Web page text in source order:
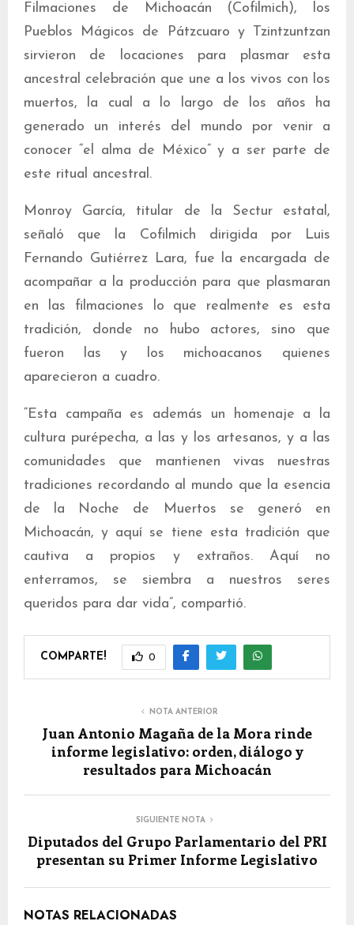
Filmaciones de Michoacán (Cofilmich), los
Pueblos Mágicos de Pátzcuaro y Tzintzuntzan
sirvieron de locaciones para plasmar esta
ancestral celebración que une a los vivos con los
muertos, la cual a lo largo de los años ha
generado un interés del mundo por venir a
conocer “el alma de México” y a ser parte de
este ritual ancestral.
Monroy García, titular de la Sectur estatal,
señaló que la Cofilmich dirigida por Luis
Fernando Gutiérrez Lara, fue la encargada de
acompañar a la producción para que plasmaran
en las filmaciones lo que realmente es esta
tradición, donde no hubo actores, sino que
fueron las y los michoacanos quienes
aparecieron a cuadro.
“Esta campaña es además un homenaje a la
cultura purépecha, a las y los artesanos, y a las
comunidades que mantienen vivas nuestras
tradiciones recordando al mundo que la esencia
de la Noche de Muertos se generó en
Michoacán, y aquí se tiene esta tradición que
cautiva a propios y extraños. Aquí no
enterramos, se siembra a nuestros seres
queridos para dar vida”, compartió.
COMPARTE! 0
NOTA ANTERIOR
Juan Antonio Magaña de la Mora rinde
informe legislativo: orden, diálogo y
resultados para Michoacán
SIGUIENTE NOTA
Diputados del Grupo Parlamentario del PRI
presentan su Primer Informe Legislativo
NOTAS RELACIONADAS